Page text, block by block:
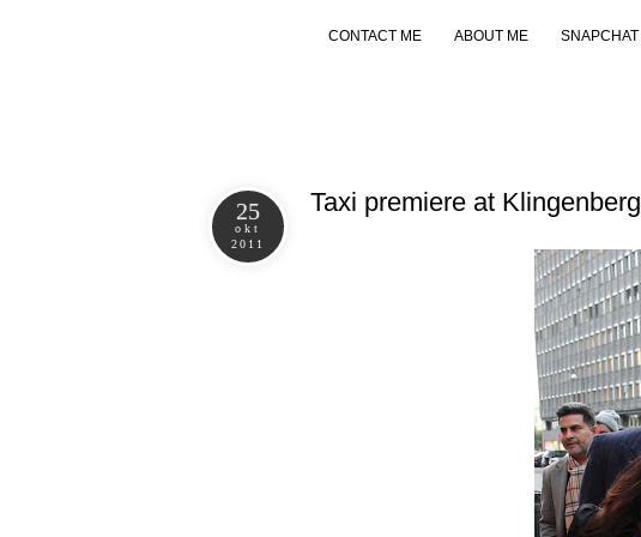
CONTACT ME ABOUT ME SNAPCHAT
25
okt
2011
Taxi premiere at Klingenberg